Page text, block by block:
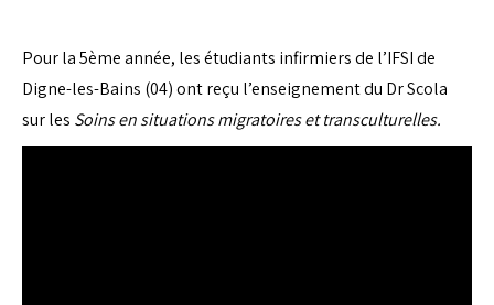
Pour la 5ème année, les étudiants infirmiers de l’IFSI de
Digne-les-Bains (04) ont reçu l’enseignement du Dr Scola
sur les Soins en situations migratoires et transculturelles.